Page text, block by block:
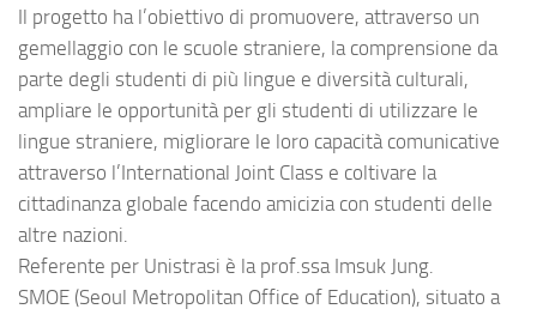
Il progetto ha l’obiettivo di promuovere, attraverso un
gemellaggio con le scuole straniere, la comprensione da
parte degli studenti di più lingue e diversità culturali,
ampliare le opportunità per gli studenti di utilizzare le
lingue straniere, migliorare le loro capacità comunicative
attraverso l’International Joint Class e coltivare la
cittadinanza globale facendo amicizia con studenti delle
altre nazioni.
Referente per Unistrasi è la prof.ssa Imsuk Jung.
SMOE (Seoul Metropolitan Office of Education), situato a